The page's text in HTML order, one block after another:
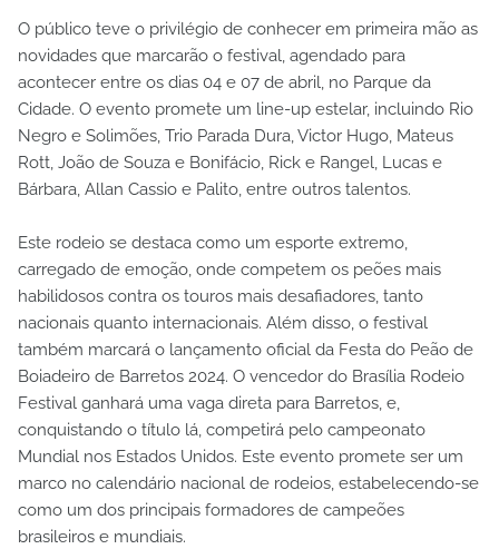
O público teve o privilégio de conhecer em primeira mão as
novidades que marcarão o festival, agendado para
acontecer entre os dias 04 e 07 de abril, no Parque da
Cidade. O evento promete um line-up estelar, incluindo Rio
Negro e Solimões, Trio Parada Dura, Victor Hugo, Mateus
Rott, João de Souza e Bonifácio, Rick e Rangel, Lucas e
Bárbara, Allan Cassio e Palito, entre outros talentos.
Este rodeio se destaca como um esporte extremo,
carregado de emoção, onde competem os peões mais
habilidosos contra os touros mais desafiadores, tanto
nacionais quanto internacionais. Além disso, o festival
também marcará o lançamento oficial da Festa do Peão de
Boiadeiro de Barretos 2024. O vencedor do Brasília Rodeio
Festival ganhará uma vaga direta para Barretos, e,
conquistando o título lá, competirá pelo campeonato
Mundial nos Estados Unidos. Este evento promete ser um
marco no calendário nacional de rodeios, estabelecendo-se
como um dos principais formadores de campeões
brasileiros e mundiais.